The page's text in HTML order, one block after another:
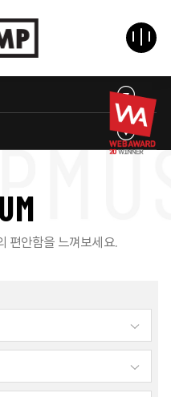
UM
편안함을 느껴보세요.